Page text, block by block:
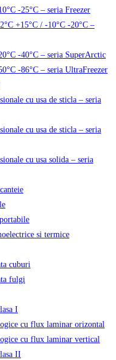
-25°C – seria Freezer
+15°C / -10°C -20°C –
-40°C – seria SuperArctic
-86°C – seria UltraFreezer
cu usa de sticla – seria
cu usa de sticla – seria
cu usa solida – seria
si termice
cuburi
fulgi
I
cu flux laminar orizontal
cu flux laminar vertical
II